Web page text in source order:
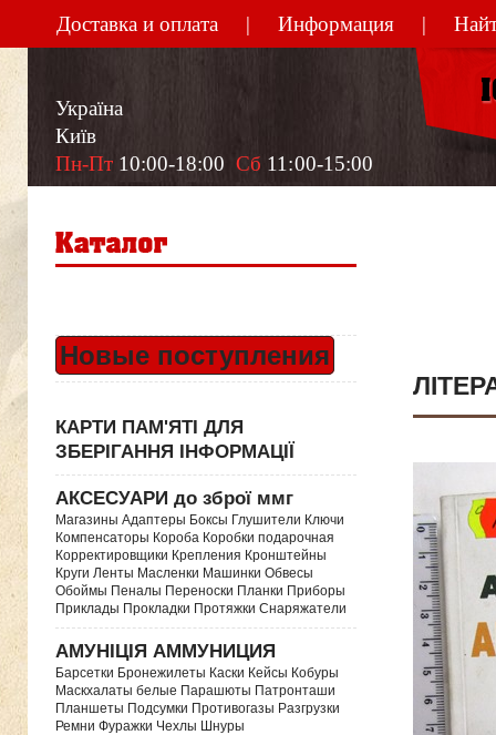
Доставка и оплата Информация
Україна
Київ
Пн-Пт 10:00-18:00 Сб 11:00-15:00
Новые поступления
КАРТИ ПАМ'ЯТІ ДЛЯ
ЗБЕРІГАННЯ ІНФОРМАЦІЇ
АКСЕСУАРИ до зброї ммг
Магазины Адаптеры Боксы Глушители Ключи
Компенсаторы Короба Коробки подарочная
Корректировщики Крепления Кронштейны
Круги Ленты Масленки Машинки Обвесы
Обоймы Пеналы Переноски Планки Приборы
Приклады Прокладки Протяжки Снаряжатели
АМУНІЦІЯ АММУНИЦИЯ
Барсетки Бронежилеты Каски Кейсы Кобуры
Маскхалаты белые Парашюты Патронташи
Планшеты Подсумки Противогазы Разгрузки
Ремни Фуражки Чехлы Шнуры